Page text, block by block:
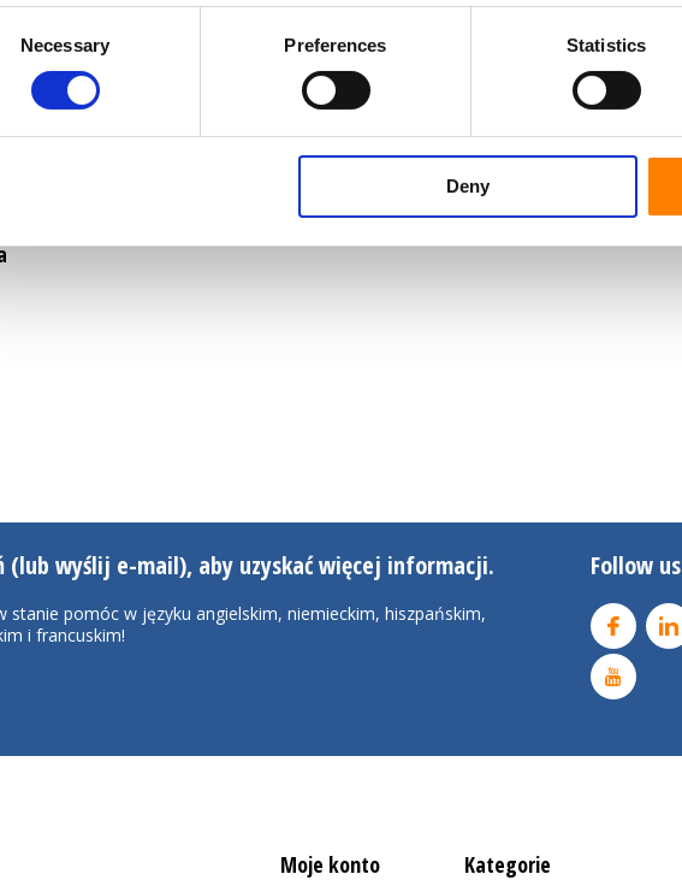
Necessary Preferences Statistics
Deny
(lub wyślij e-mail), aby uzyskać więcej informacji.
stanie pomóc w języku angielskim, niemieckim, hiszpańskim,
i francuskim!
Follow us
Moje konto Kategorie